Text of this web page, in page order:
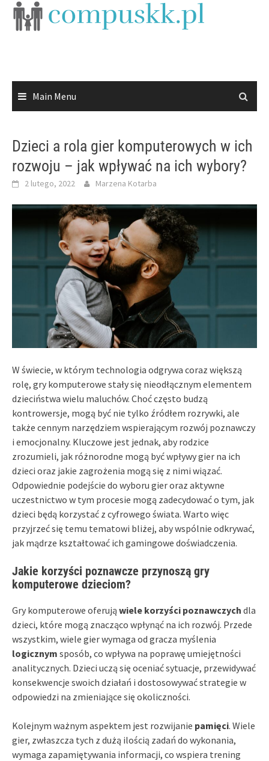
Skip
Main Menu
Dzieci a rola gier komputerowych w ich
rozwoju – jak wpływać na ich wybory?
2 lutego, 2022 Marzena Kotarba
W świecie, w którym technologia odgrywa coraz większą
rolę, gry komputerowe stały się nieodłącznym elementem
dzieciństwa wielu maluchów. Choć często budzą
kontrowersje, mogą być nie tylko źródłem rozrywki, ale
także cennym narzędziem wspierającym rozwój poznawczy
i emocjonalny. Kluczowe jest jednak, aby rodzice
zrozumieli, jak różnorodne mogą być wpływy gier na ich
dzieci oraz jakie zagrożenia mogą się z nimi wiązać.
Odpowiednie podejście do wyboru gier oraz aktywne
uczestnictwo w tym procesie mogą zadecydować o tym, jak
dzieci będą korzystać z cyfrowego świata. Warto więc
przyjrzeć się temu tematowi bliżej, aby wspólnie odkrywać,
jak mądrze kształtować ich gamingowe doświadczenia.
Jakie korzyści poznawcze przynoszą gry
komputerowe dzieciom?
Gry komputerowe oferują wiele korzyści poznawczych dla
dzieci, które mogą znacząco wpłynąć na ich rozwój. Przede
wszystkim, wiele gier wymaga od gracza myślenia
logicznym sposób, co wpływa na poprawę umiejętności
analitycznych. Dzieci uczą się oceniać sytuacje, przewidywać
konsekwencje swoich działań i dostosowywać strategie w
odpowiedzi na zmieniające się okoliczności.
Kolejnym ważnym aspektem jest rozwijanie pamięci. Wiele
gier, zwłaszcza tych z dużą ilością zadań do wykonania,
wymaga zapamiętywania informacji, co wspiera trening